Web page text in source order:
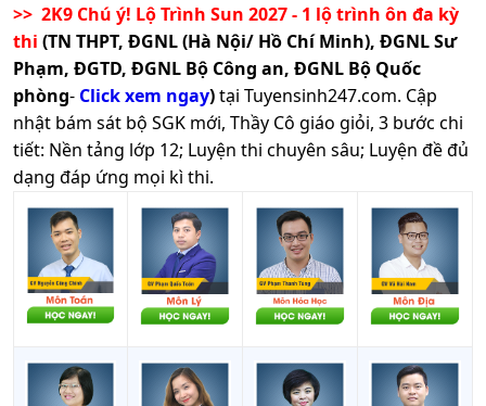
>> 2K9 Chú ý! Lộ Trình Sun 2027 - 1 lộ trình ôn đa kỳ
thi (TN THPT, ĐGNL (Hà Nội/ Hồ Chí Minh), ĐGNL Sư
Phạm, ĐGTD, ĐGNL Bộ Công an, ĐGNL Bộ Quốc
phòng- Click xem ngay)tại Tuyensinh247.com. Cập
nhật bám sát bộ SGK mới, Thầy Cô giáo giỏi, 3 bước chi
tiết: Nền tảng lớp 12; Luyện thi chuyên sâu; Luyện đề đủ
dạng đáp ứng mọi kì thi.